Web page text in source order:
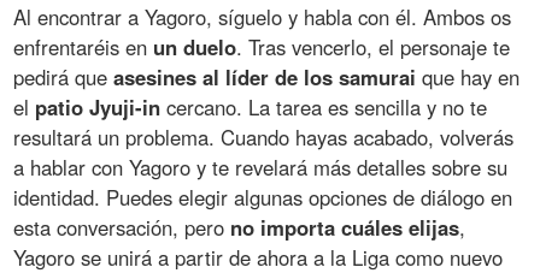
Al encontrar a Yagoro, síguelo y habla con él. Ambos os
enfrentaréis en un duelo. Tras vencerlo, el personaje te
pedirá queasesines al líder de los samurai que hay en
el patio Jyuji-in cercano. La tarea es sencilla y no te
resultará un problema. Cuando hayas acabado, volverás
a hablar con Yagoro y te revelará más detalles sobre su
identidad. Puedes elegir algunas opciones de diálogo en
esta conversación, pero no importa cuáles elijas,
Yagoro se unirá a partir de ahora a la Liga como nuevo